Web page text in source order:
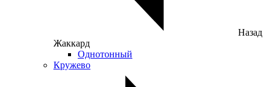
Назад
Жаккард
Однотонный
Кружево